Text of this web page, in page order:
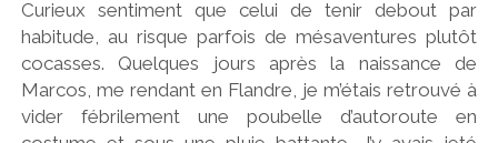
Curieux sentiment que celui de tenir debout par
habitude, au risque parfois de mésaventures plutôt
cocasses. Quelques jours après la naissance de
Marcos, me rendant en Flandre, je m’étais retrouvé à
vider fébrilement une poubelle d’autoroute en